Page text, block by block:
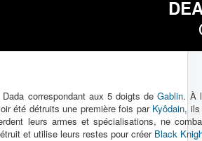
Dada correspondant aux 5 doigts deGablin. À
été détruits une première fois par Kyôdain, ils
leurs armes et spécialisations, ne
et utilise leurs restes pour créer Black